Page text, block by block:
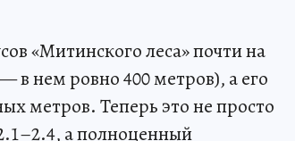
«Митинского леса» почти на
нем ровно 400 метров), а его
метров. Теперь это не просто
а полноценный